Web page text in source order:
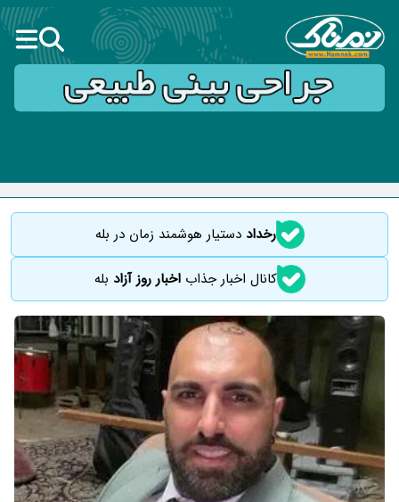
رخداددستیار هوشمند زمان در بله
کانال اخبار جذاباخبار روز آزاد بله